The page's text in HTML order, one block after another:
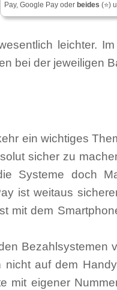
Pay, Google Pay oder beides (⭐)
leichter.
bei der jeweiligen
ein wichtiges
sicher zu
Systeme doch
ist weitaus
mit dem
Bezahlsystemen
auf dem
mit eigener